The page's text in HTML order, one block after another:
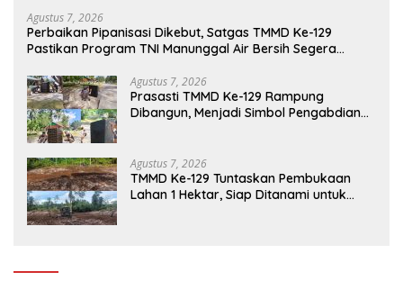
Agustus 7, 2026
Perbaikan Pipanisasi Dikebut, Satgas TMMD Ke-129
Pastikan Program TNI Manunggal Air Bersih Segera
Agustus 7, 2026
Prasasti TMMD Ke-129 Rampung
Dibangun, Menjadi Simbol Pengabdian
Agustus 7, 2026
TMMD Ke-129 Tuntaskan Pembukaan
Lahan 1 Hektar, Siap Ditanami untuk